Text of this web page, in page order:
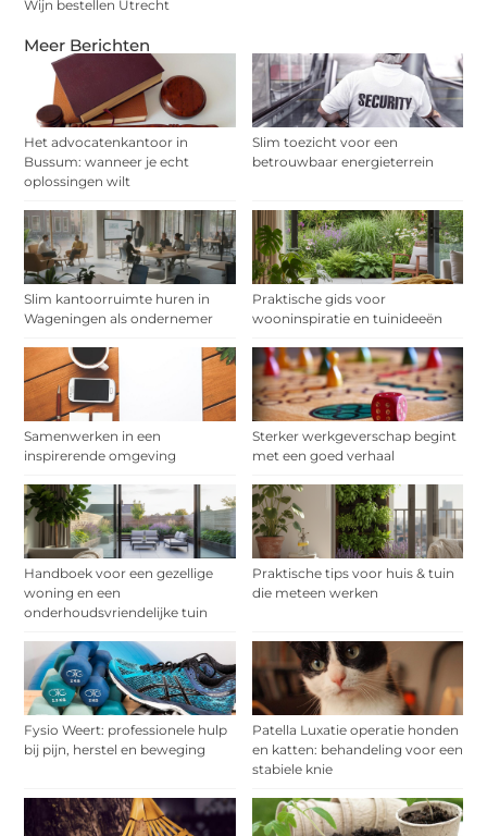
Meer Berichten
Het advocatenkantoor in
Bussum: wanneer je echt
oplossingen wilt
Slim toezicht voor een
betrouwbaar energieterrein
Slim kantoorruimte huren in
Wageningen als ondernemer
Praktische gids voor
wooninspiratie en tuinideeën
Samenwerken in een
inspirerende omgeving
Sterker werkgeverschap begint
met een goed verhaal
Handboek voor een gezellige
woning en een
onderhoudsvriendelijke tuin
Praktische tips voor huis & tuin
die meteen werken
Fysio Weert: professionele hulp
bij pijn, herstel en beweging
Patella Luxatie operatie honden
en katten: behandeling voor een
stabiele knie
Wijn bestellen Utrecht